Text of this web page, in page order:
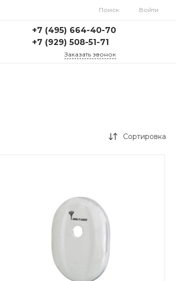
Поиск Войти
+7 (495) 664-40-70
+7 (929) 508-51-71
Заказать звонок
Сортировка